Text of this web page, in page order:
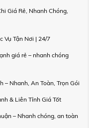
Giá Rẻ, Nhanh Chóng,
Vụ Tận Nơi | 24/7
giá rẻ – nhanh chóng
– Nhanh, An Toàn, Trọn Gói
& Liên Tỉnh Giá Tốt
– Nhanh chóng, an toàn